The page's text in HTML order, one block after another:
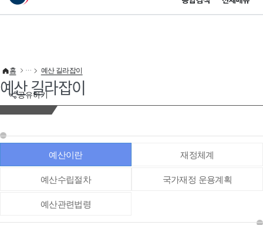
이 누리집은 대한민국 공식 전자정부 누리집입니다.
공유하기
홈 예산 길라잡이
예산 길라잡이
예산이란 재정체계
예산수립절차 국가재정 운용계획
예산관련법령